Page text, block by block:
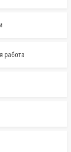
работа